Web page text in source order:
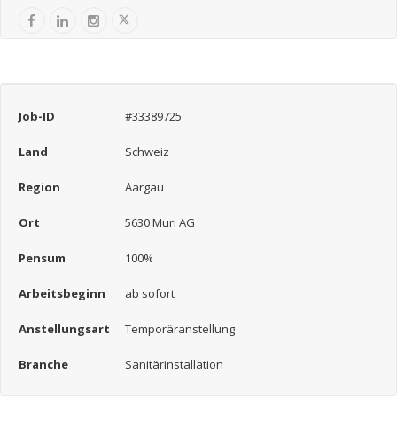
Job-ID #33389725
Land Schweiz
Region Aargau
Ort 5630 Muri AG
Pensum 100%
Arbeitsbeginn ab sofort
Anstellungsart Temporäranstellung
Branche Sanitärinstallation